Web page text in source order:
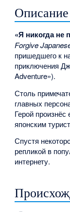
Описание
«Я никогда не
Forgive
пришедшего к
приключения
Adventure»).
Столь
главных
Герой произнёс
японским
Спустя
репликой в
интернету.